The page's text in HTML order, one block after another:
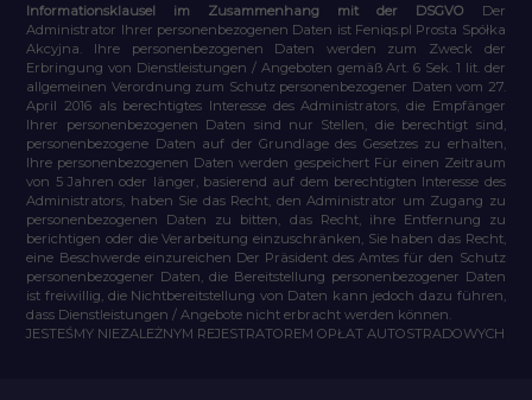
Informationsklausel im Zusammenhang mit der DSGVO
Der
Administrator Ihrer personenbezogenen Daten ist Feniqs.pl Prosta Spółka
Akcyjna. Ihre personenbezogenen Daten werden zum Zweck der
Erbringung von Dienstleistungen / Angeboten gemäß Art. 6 Sek. 1 lit. der
allgemeinen Verordnung zum Schutz personenbezogener Daten vom 27.
April 2016 als berechtigtes Interesse des Administrators, die Empfänger
Ihrer personenbezogenen Daten sind nur Stellen, die berechtigt sind,
personenbezogene Daten auf der Grundlage des Gesetzes zu erhalten,
Ihre personenbezogenen Daten werden gespeichert Für einen Zeitraum
von 5 Jahren oder länger, basierend auf dem berechtigten Interesse des
Administrators, haben Sie das Recht, den Administrator um Zugang zu
personenbezogenen Daten zu bitten, das Recht, ihre Entfernung zu
berichtigen oder die Verarbeitung einzuschränken, Sie haben das Recht,
eine Beschwerde einzureichen Der Präsident des Amtes für den Schutz
personenbezogener Daten, die Bereitstellung personenbezogener Daten
ist freiwillig, die Nichtbereitstellung von Daten kann jedoch dazu führen,
dass Dienstleistungen / Angebote nicht erbracht werden können.
JESTEŚMY NIEZALEŻNYM REJESTRATOREM OPŁAT AUTOSTRADOWYCH